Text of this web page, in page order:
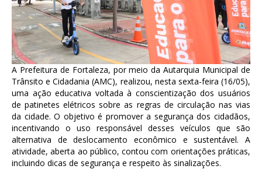
A Prefeitura de Fortaleza, por meio da Autarquia Municipal de
Trânsito e Cidadania (AMC), realizou, nesta sexta-feira (16/05),
uma ação educativa voltada à conscientização dos usuários
de patinetes elétricos sobre as regras de circulação nas vias
da cidade. O objetivo é promover a segurança dos cidadãos,
incentivando o uso responsável desses veículos que são
alternativa de deslocamento econômico e sustentável. A
atividade, aberta ao público, contou com orientações práticas,
incluindo dicas de segurança e respeito às sinalizações.